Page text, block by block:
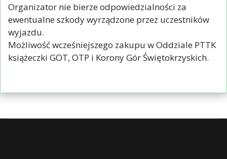
Organizator nie bierze odpowiedzialności za
ewentualne szkody wyrządzone przez uczestników
wyjazdu.
Możliwość wcześniejszego zakupu w Oddziale PTTK
książeczki GOT, OTP i Korony Gór Świętokrzyskich.